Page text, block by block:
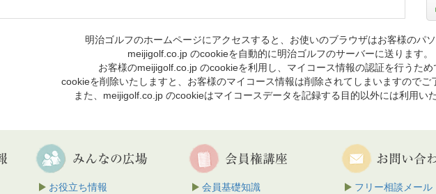
明治ゴルフのホームページにアクセスすると、お使いのブラウザはお客様のパ
meijigolf.co.jp のcookieを自動的に明治ゴルフのサーバーに送ります。
お客様のmeijigolf.co.jp のcookieを利用し、マイコース情報の認証を行うため
cookieを削除いたしますと、お客様のマイコース情報は削除されてしまいますのでご
また、meijigolf.co.jp のcookieはマイコースデータを記録する目的以外には利用い
お役立ち情報
会員基礎知識
フリー相談メール